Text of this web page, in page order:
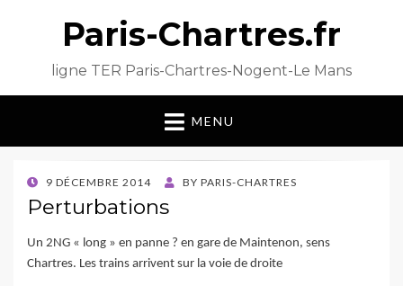
Paris-Chartres.fr
ligne TER Paris-Chartres-Nogent-Le Mans
MENU
POSTED
ON
9 DÉCEMBRE 2014 BY PARIS-CHARTRES
Perturbations
Un 2NG « long » en panne ? en gare de Maintenon, sens
Chartres. Les trains arrivent sur la voie de droite